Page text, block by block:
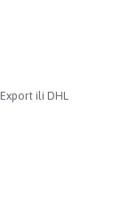
ili DHL